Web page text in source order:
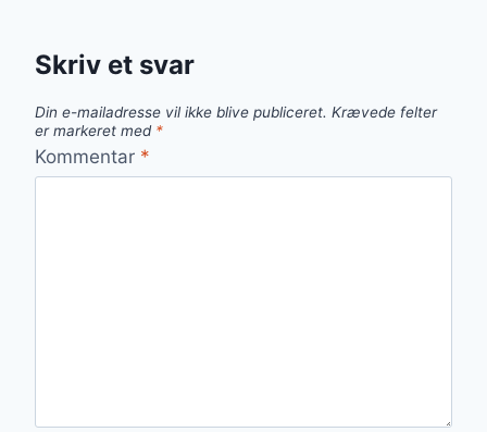
Skriv et svar
Din e-mailadresse vil ikke blive publiceret. Krævede felter
er markeret med *
Kommentar *